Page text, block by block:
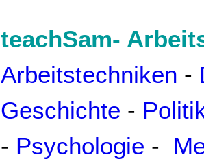
teachSam-
Arbeitstechniken -
Geschichte -
- Psychologie -